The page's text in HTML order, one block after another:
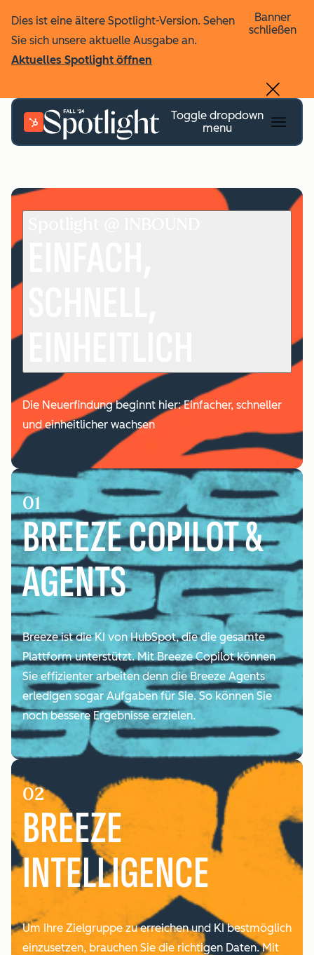
Dies ist eine ältere Spotlight-Version. Sehen
Sie sich unsere aktuelle Ausgabe an.
Aktuelles Spotlight öffnen
Banner
schließen
Toggle dropdown
menu
Die Neuerfindung beginnt hier: Einfacher, schneller
und einheitlicher wachsen
01
BREEZE COPILOT &
AGENTS
Breeze ist die KI von HubSpot, die die gesamte
Plattform unterstützt. Mit Breeze Copilot können
Sie effizienter arbeiten denn die Breeze Agents
erledigen sogar Aufgaben für Sie. So können Sie
noch bessere Ergebnisse erzielen.
02
BREEZE
INTELLIGENCE
Um Ihre Zielgruppe zu erreichen und KI bestmöglich
einzusetzen, brauchen Sie die richtigen Daten. Mit